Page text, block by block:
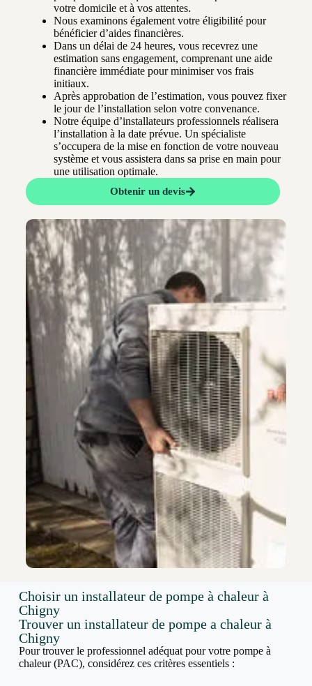
votre domicile et à vos attentes.
Nous examinons également votre éligibilité pour
bénéficier d’aides financières.
Dans un délai de 24 heures, vous recevrez une
estimation sans engagement, comprenant une aide
financière immédiate pour minimiser vos frais
initiaux.
Après approbation de l’estimation, vous pouvez fixer
le jour de l’installation selon votre convenance.
Notre équipe d’installateurs professionnels réalisera
l’installation à la date prévue. Un spécialiste
s’occupera de la mise en fonction de votre nouveau
système et vous assistera dans sa prise en main pour
une utilisation optimale.
Obtenir un devis
Choisir un installateur de pompe à chaleur à
Chigny
Trouver un installateur de pompe a chaleur à
Chigny
Pour trouver le professionnel adéquat pour votre pompe à
chaleur (PAC), considérez ces critères essentiels :